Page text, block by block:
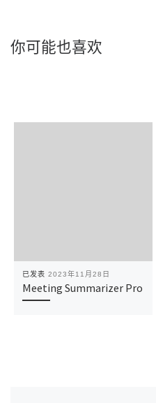
你可能也喜欢
已发表 2023年11月28日
Meeting Summarizer Pro